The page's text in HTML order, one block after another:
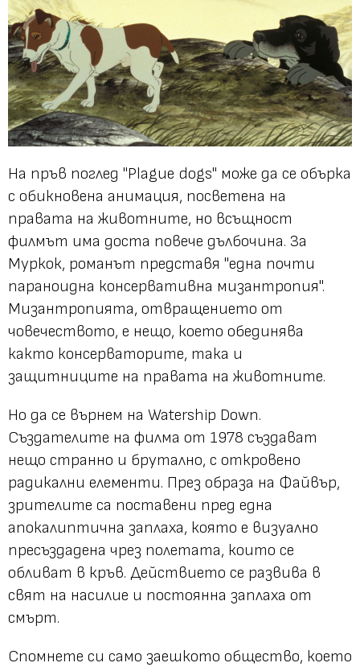
На пръв поглед "Plague dogs" може да се обърка
с обикновена анимация, посветена на
правата на животните, но всъщност
филмът има доста повече дълбочина. За
Муркок, романът представя "една почти
параноидна консервативна мизантропия".
Мизантропията, отвращението от
човечеството, е нещо, което обединява
както консерваторите, така и
защитниците на правата на животните.
Но да се върнем на Watership Down.
Създателите на филма от 1978 създават
нещо странно и брутално, с откровено
радикални елементи. През образа на Файвър,
зрителите са поставени пред една
апокалиптична заплаха, която е визуално
пресъздадена чрез полетата, които се
обливат в кръв. Действието се развива в
свят на насилие и постоянна заплаха от
смърт.
Спомнете си само заешкото общество, което